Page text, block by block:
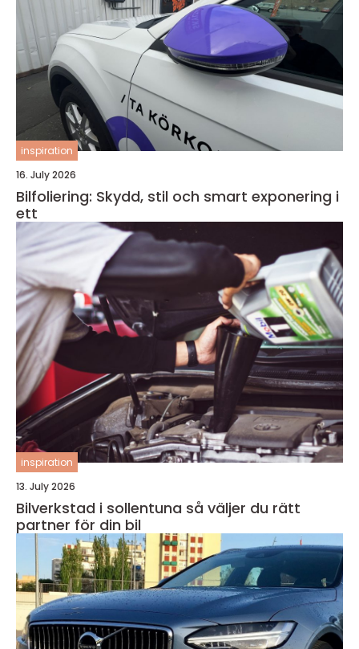
inspiration
16. July 2026
Bilfoliering: Skydd, stil och smart exponering i
ett
inspiration
13. July 2026
Bilverkstad i sollentuna så väljer du rätt
partner för din bil